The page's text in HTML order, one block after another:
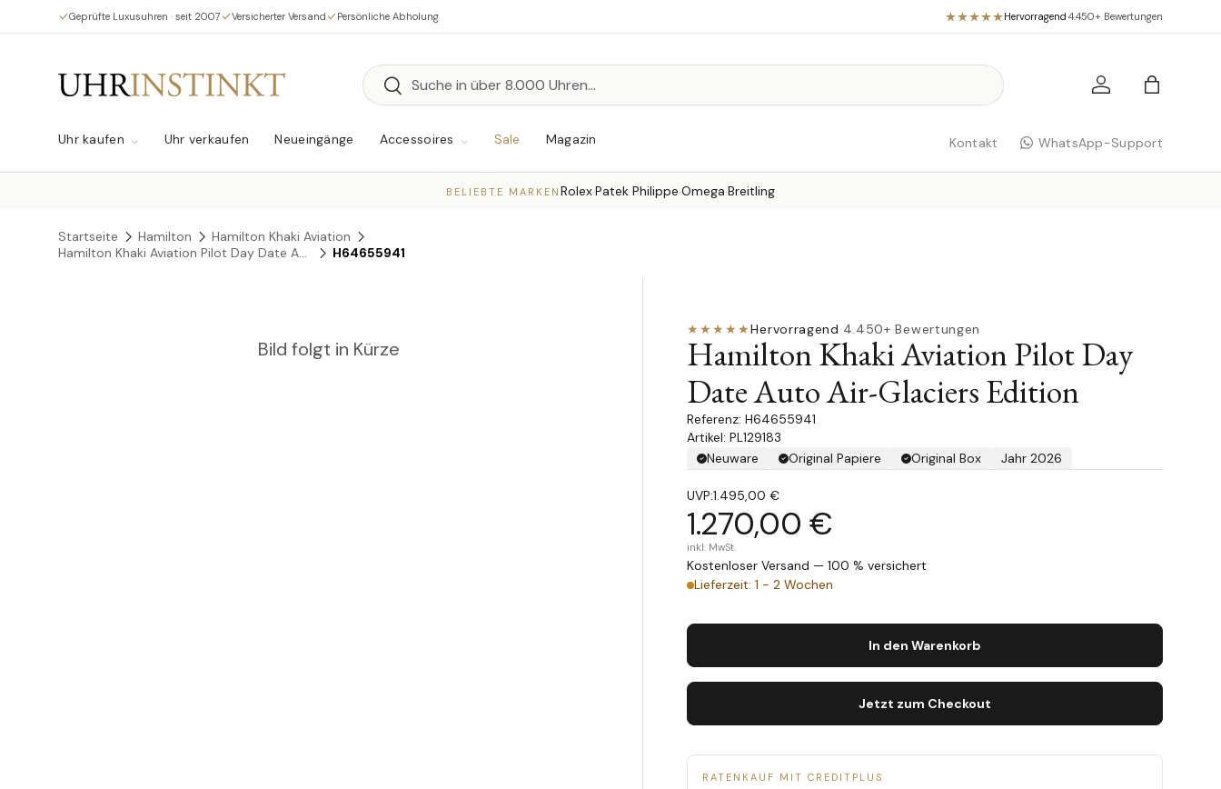
Direkt zum Inhalt
Geprüfte Luxusuhren · seit 2007 Versicherter Versand Persönliche Abholung Hervorragend·4.450+ Bewertungen
Suchen
Suchen Einloggen
Uhr kaufen Uhr verkaufen Neueingänge Accessoires Sale Magazin Kontakt WhatsApp-Support
BELIEBTE MARKEN Rolex·Patek Philippe·Omega·Breitling
Startseite Hamilton
Hamilton Khaki Aviation
Hamilton Khaki Aviation Pilot Day Date Auto
H64655941
Bild folgt in Kürze
★★★★★Hervorragend·4.450+ Bewertungen
Hamilton Khaki Aviation Pilot Day
Date Auto Air-Glaciers Edition
H64655941
Artikel: PL129183
Neuware
Original Papiere Original Box Jahr 2026
UVP:1.495,00 €
1.270,00 €
inkl. MwSt.
Kostenloser Versand — 100 % versichert
Lieferzeit: 1 - 2 Wochen
In den Warenkorb
Jetzt zum Checkout
RATENKAUF MIT CREDITPLUS